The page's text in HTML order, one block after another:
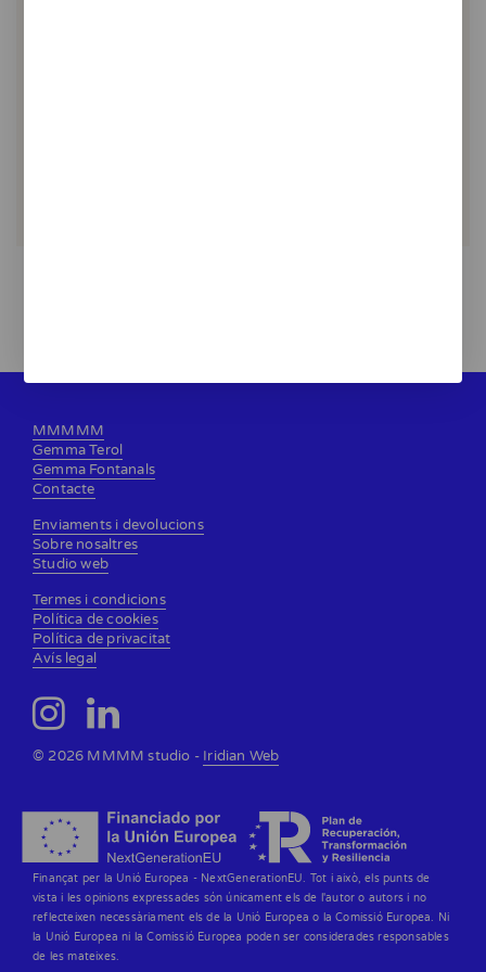
MMMMM
Gemma Terol
Gemma Fontanals
Contacte
Enviaments i devolucions
Sobre nosaltres
Studio web
Termes i condicions
Política de cookies
Política de privacitat
Avís legal
© 2026 MMMM studio - Iridian Web
Finançat per la Unió Europea - NextGenerationEU. Tot i això, els punts de
vista i les opinions expressades són únicament els de l'autor o autors i no
reflecteixen necessàriament els de la Unió Europea o la Comissió Europea. Ni
la Unió Europea ni la Comissió Europea poden ser considerades responsables
de les mateixes.